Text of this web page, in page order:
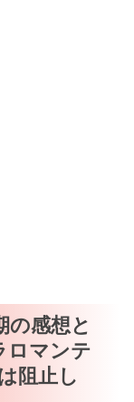
の感想と
ロマンテ
阻止し